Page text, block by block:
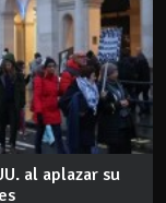
al aplazar su